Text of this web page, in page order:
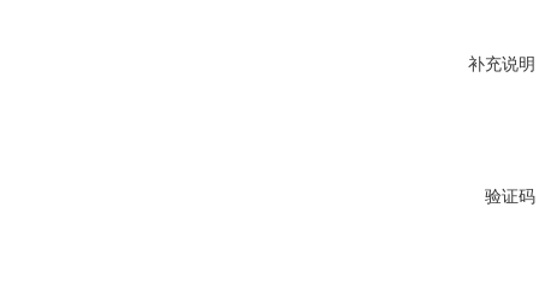
补充说明
验证码